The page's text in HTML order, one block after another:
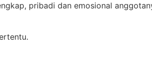
pribadi dan emosional